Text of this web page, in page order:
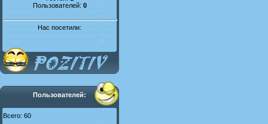
Пользователей: 0
Нас посетили:
Пользователей:
Всего: 60